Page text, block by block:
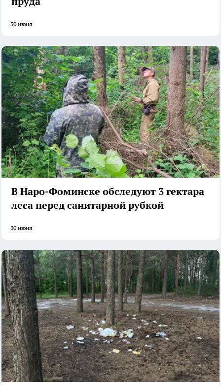
30 июня
В Наро-Фоминске обследуют 3 гектара
леса перед санитарной рубкой
30 июня